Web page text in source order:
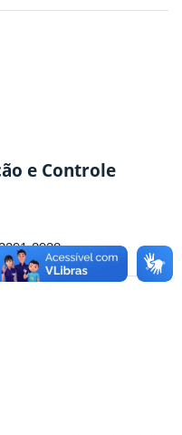
e Controle
8938